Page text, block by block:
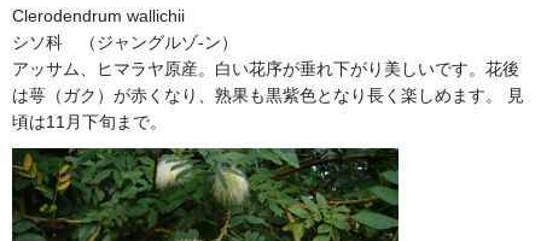
Clerodendrum wallichii
シソ科 （ジャングルゾ-ン）
アッサム、ヒマラヤ原産。白い花序が垂れ下がり美しいです。花後
は萼（ガク）が赤くなり、熟果も黒紫色となり長く楽しめます。 見
頃は11月下旬まで。